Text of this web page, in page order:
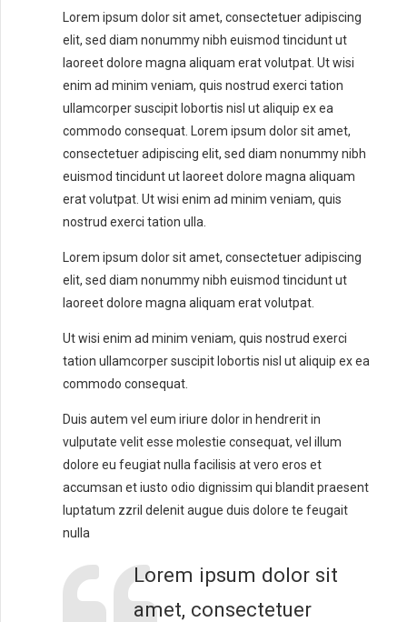
Lorem ipsum dolor sit amet, consectetuer adipiscing
elit, sed diam nonummy nibh euismod tincidunt ut
laoreet dolore magna aliquam erat volutpat. Ut wisi
enim ad minim veniam, quis nostrud exerci tation
ullamcorper suscipit lobortis nisl ut aliquip ex ea
commodo consequat. Lorem ipsum dolor sit amet,
consectetuer adipiscing elit, sed diam nonummy nibh
euismod tincidunt ut laoreet dolore magna aliquam
erat volutpat. Ut wisi enim ad minim veniam, quis
nostrud exerci tation ulla.
Lorem ipsum dolor sit amet, consectetuer adipiscing
elit, sed diam nonummy nibh euismod tincidunt ut
laoreet dolore magna aliquam erat volutpat.
Ut wisi enim ad minim veniam, quis nostrud exerci
tation ullamcorper suscipit lobortis nisl ut aliquip ex ea
commodo consequat.
Duis autem vel eum iriure dolor in hendrerit in
vulputate velit esse molestie consequat, vel illum
dolore eu feugiat nulla facilisis at vero eros et
accumsan et iusto odio dignissim qui blandit praesent
luptatum zzril delenit augue duis dolore te feugait
nulla
Lorem ipsum dolor sit
amet, consectetuer